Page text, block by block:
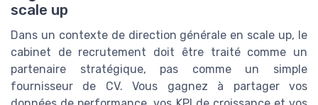
scale up
Dans un contexte de direction générale en scale up, le
cabinet de recrutement doit être traité comme un
partenaire stratégique, pas comme un simple
fournisseur de CV. Vous gagnez à partager vos